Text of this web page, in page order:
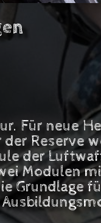
Für neue
Reserve
der
Modulen
Grundlage